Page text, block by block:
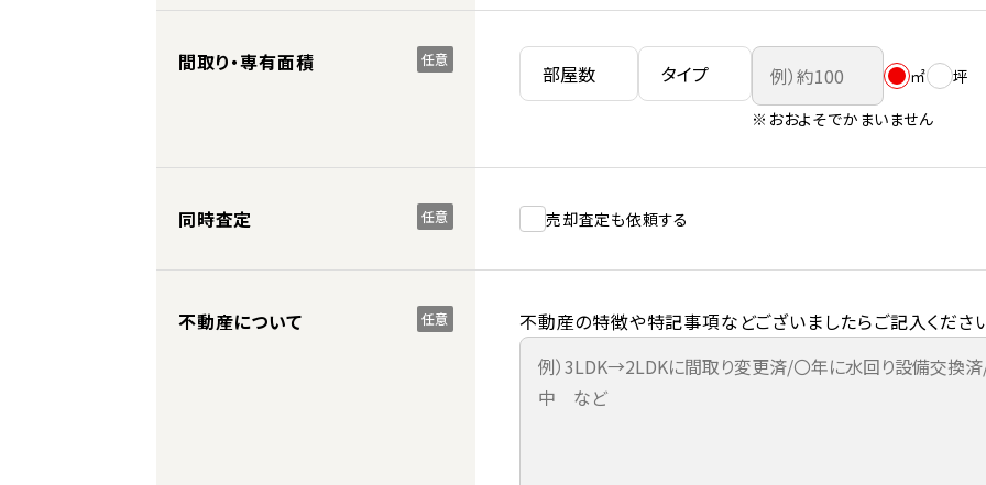
間取り・専有面積 任意
㎡
坪
※おおよそでかまいません
同時査定 任意 売却査定も依頼する
不動産について 任意 不動産の特徴や特記事項などございましたらご記入くださ